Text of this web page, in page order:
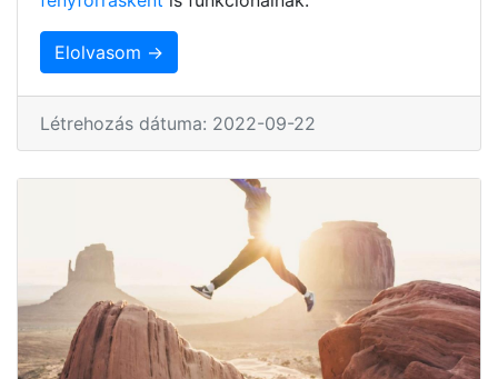
Elolvasom →
Létrehozás dátuma: 2022-09-22